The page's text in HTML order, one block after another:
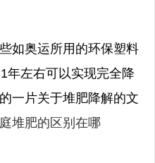
如奥运所用的环保塑料
年左右可以实现完全降
一片关于堆肥降解的文
堆肥的区别在哪